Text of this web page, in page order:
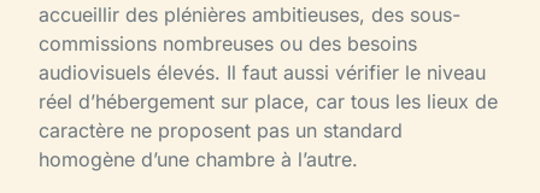
accueillir des plénières ambitieuses, des sous-
commissions nombreuses ou des besoins
audiovisuels élevés. Il faut aussi vérifier le niveau
réel d’hébergement sur place, car tous les lieux de
caractère ne proposent pas un standard
homogène d’une chambre à l’autre.